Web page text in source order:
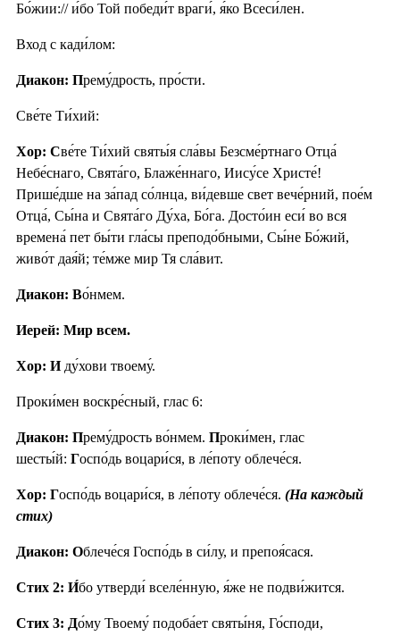
Бо́жии:// и́бо Той победи́т враги́, я́ко Всеси́лен.
Вход с кади́лом:
Диакон: Прему́дрость, про́сти.
Све́те Ти́хий:
Хор: Све́те Ти́хий святы́я сла́вы Безсме́ртнаго Отца́
Небе́снаго, Свята́го, Блаже́ннаго, Иису́се Христе́!
Прише́дше на за́пад со́лнца, ви́девше свет вече́рний, пое́м
Отца́, Сы́на и Свята́го Ду́ха, Бо́га. Досто́ин еси́ во вся
времена́ пет бы́ти гла́сы преподо́бными, Сы́не Бо́жий,
живо́т дая́й; те́мже мир Тя сла́вит.
Диакон: Во́нмем.
Иерей: Мир всем.
Хор: Иду́хови твоему́.
Проки́мен воскре́сный, глас 6:
Диакон: Прему́дрость во́нмем. Проки́мен, глас
шесты́й: Госпо́дь воцари́ся, в ле́поту облече́ся.
Хор: Госпо́дь воцари́ся, в ле́поту облече́ся. (На каждый
стих)
Диакон: Облече́ся Госпо́дь в си́лу, и препоя́сася.
Стих 2: И́бо утверди́ вселе́нную, я́же не подви́жится.
Стих 3: До́му Твоему́ подоба́ет святы́ня, Го́споди,